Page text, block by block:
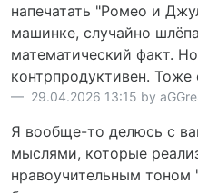
напечатать "Ромео и
машинке, случайно
математический факт.
контрпродуктивен.
29.04.2026 13:15 by
Я вообще-то делюсь с
мыслями, которые
нравоучительным тоном